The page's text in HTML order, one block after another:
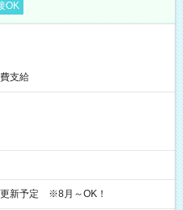
OK
支給
新予定 ※8月～OK！